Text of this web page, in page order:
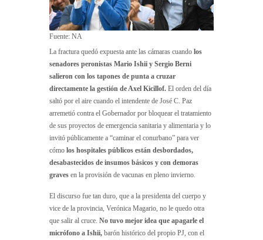
Fuente: NA
La fractura quedó expuesta ante las cámaras cuando los
senadores peronistas Mario Ishii y Sergio Berni
salieron con los tapones de punta a cruzar
directamente la gestión de Axel Kicillof. El orden del día
saltó por el aire cuando el intendente de José C. Paz
arremetió contra el Gobernador por bloquear el tratamiento
de sus proyectos de emergencia sanitaria y alimentaria y lo
invitó públicamente a “caminar el conurbano” para ver
cómo los hospitales públicos están desbordados,
desabastecidos de insumos básicos y con demoras
graves en la provisión de vacunas en pleno invierno.
El discurso fue tan duro, que a la presidenta del cuerpo y
vice de la provincia, Verónica Magario, no le quedo otra
que salir al cruce. No tuvo mejor idea que apagarle el
micrófono a Ishii, barón histórico del propio PJ, con el